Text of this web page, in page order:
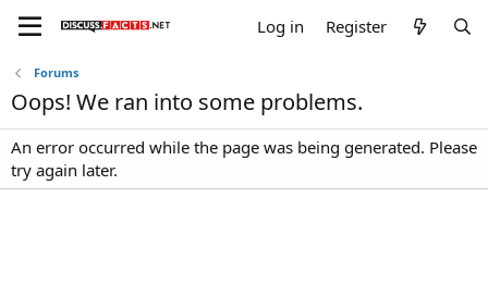
Log in Register
Forums
Oops! We ran into some problems.
An error occurred while the page was being generated. Please
try again later.